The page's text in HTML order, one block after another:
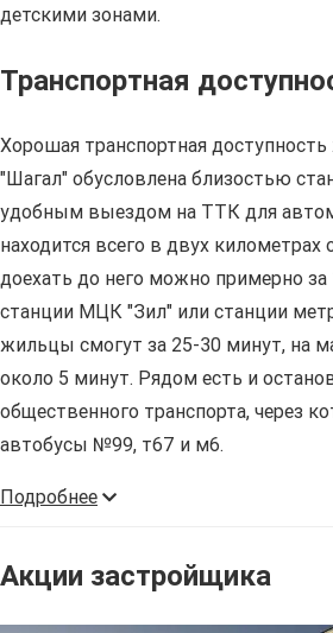
детскими зонами.
Транспортная
Хорошая транспортная
"Шагал" обусловлена близостью
удобным выездом на ТТК для
находится всего в двух километрах
доехать до него можно примерно
станции МЦК "Зил" или станции
жильцы смогут за 25-30 минут, на
около 5 минут. Рядом есть и
общественного транспорта, через
автобусы №99, т67 и м6.
Подробнее
Акции застройщика